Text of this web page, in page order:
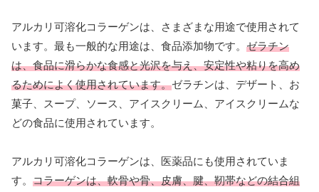
アルカリ可溶化コラーゲンは、さまざまな用途で使用されて
います。最も一般的な用途は、食品添加物です。 ゼラチン
は、食品に滑らかな食感と光沢を与え、安定性や粘りを高め
るためによく使用されています。ゼラチンは、デザート、お
菓子、スープ、ソース、アイスクリーム、アイスクリームな
どの食品に使用されています。
アルカリ可溶化コラーゲンは、医薬品にも使用されていま
す。 コラーゲンは、軟骨や骨、皮膚、腱、靭帯などの結合組